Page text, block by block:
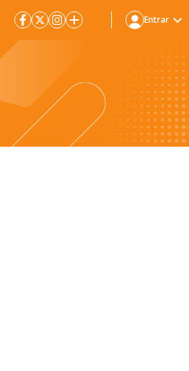
Entrar